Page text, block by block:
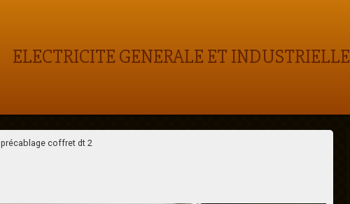
ELECTRICITE GENERALE ET INDUSTRIELLE
précablage coffret dt 2